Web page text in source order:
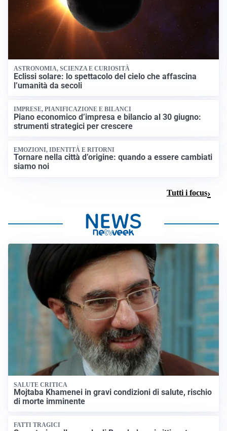
ASTRONOMIA, SCIENZA E CURIOSITÀ
Eclissi solare: lo spettacolo del cielo che affascina
l’umanità da secoli
IMPRESE, PIANIFICAZIONE E BILANCI
Piano economico d’impresa e bilancio al 30 giugno:
strumenti strategici per crescere
EMOZIONI, IDENTITÀ E RITORNI
Tornare nella città d’origine: quando a essere cambiati
siamo noi
Tutti i focus
SALUTE CRITICA
Mojtaba Khamenei in gravi condizioni di salute, rischio
di morte imminente
FATTI TRAGICI